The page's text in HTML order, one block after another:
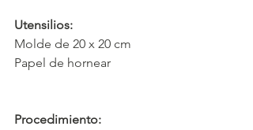
Utensilios:
Molde de 20 x 20 cm
Papel de hornear
Procedimiento: